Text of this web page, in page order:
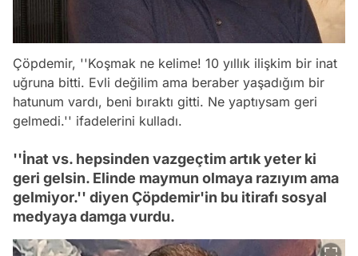
Çöpdemir, ''Koşmak ne kelime! 10 yıllık ilişkim bir inat
uğruna bitti. Evli değilim ama beraber yaşadığım bir
hatunum vardı, beni bıraktı gitti. Ne yaptıysam geri
gelmedi.'' ifadelerini kulladı.
''İnat vs. hepsinden vazgeçtim artık yeter ki
geri gelsin. Elinde maymun olmaya razıyım ama
gelmiyor.'' diyen Çöpdemir'in bu itirafı sosyal
medyaya damga vurdu.